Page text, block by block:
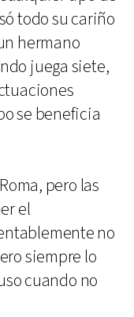
todo su cariño
hermano
juega siete,
se beneficia
pero las
el
no
siempre lo
cuando no